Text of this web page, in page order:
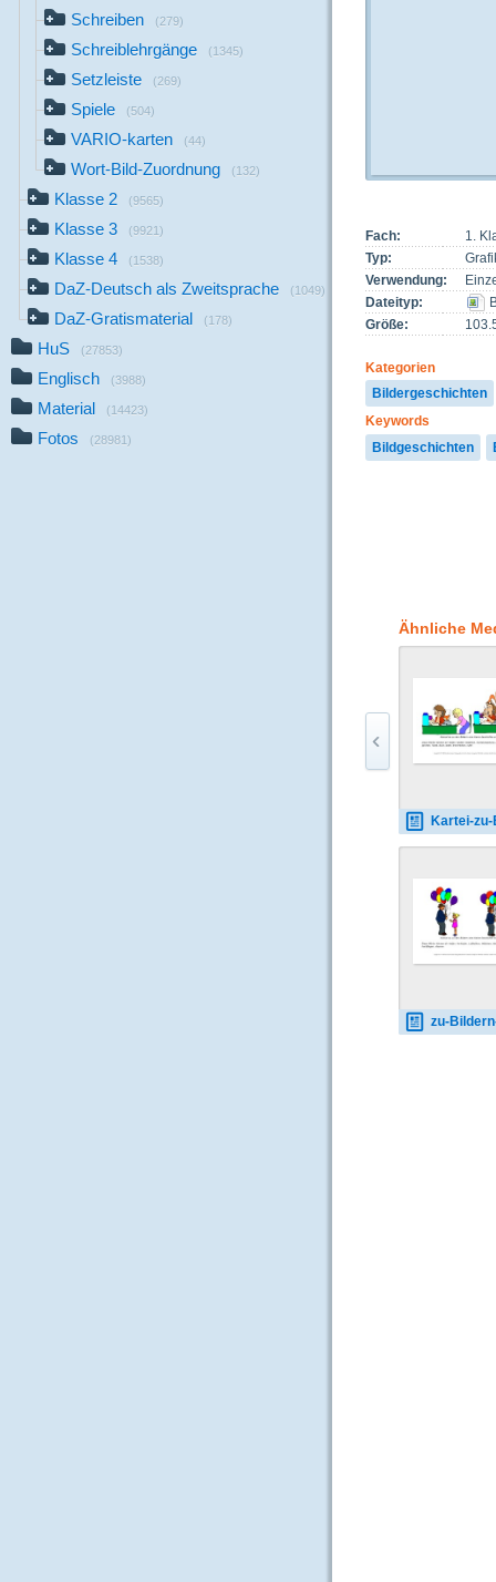
Schreiben (279)
Schreiblehrgänge (1345)
Setzleiste (269)
Spiele (504)
VARIO-karten (44)
Wort-Bild-Zuordnung (132)
Klasse 2 (9565)
Klasse 3 (9921)
Klasse 4 (1538)
DaZ-Deutsch als Zweitsprache (1049)
DaZ-Gratismaterial (178)
HuS (27853)
Englisch (3988)
Material (14423)
Fotos (28981)
Fach:
1.
Typ:
Verwendung:
Dateityp:
Größe:
Kategorien
Bildergeschichten
Keywords
Bildgeschichten
Ähnliche
Kartei-zu-Bildern-
zu-Bildern-